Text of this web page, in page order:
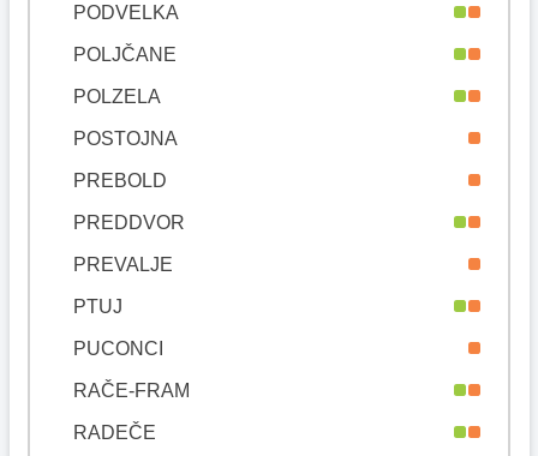
PODVELKA
POLJČANE
POLZELA
POSTOJNA
PREBOLD
PREDDVOR
PREVALJE
PTUJ
PUCONCI
RAČE-FRAM
RADEČE